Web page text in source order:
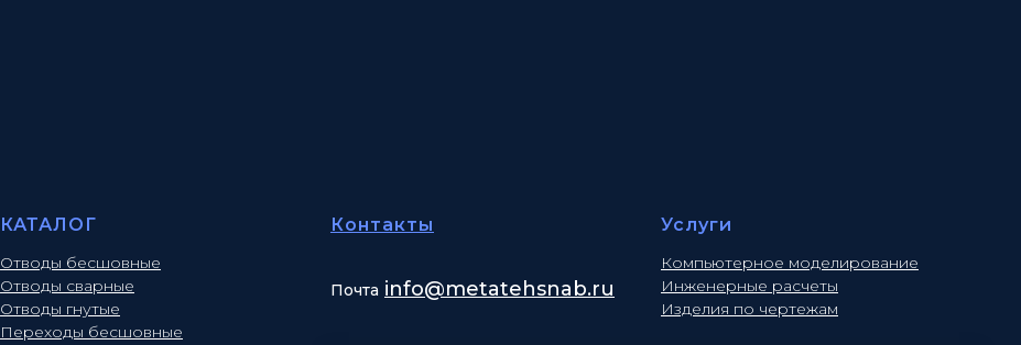
КАТАЛОГ
Отводы бесшовные
Отводы сварные
Отводы гнутые
Переходы бесшовные
Контакты
Почта info@metatehsnab.ru
Услуги
Компьютерное моделирование
Инженерные расчеты
Изделия по чертежам